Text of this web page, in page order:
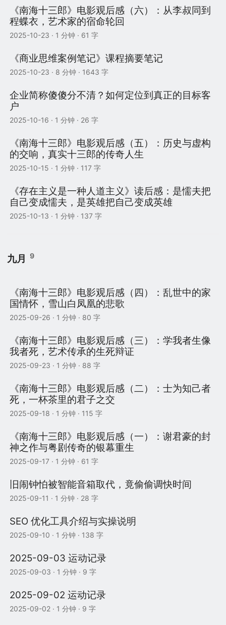
《南海十三郎》电影观后感（六）：从李叔同到
程蝶衣，艺术家的宿命轮回
2025-10-23 · 1 分钟 · 61 字
《商业思维案例笔记》课程摘要笔记
2025-10-23 · 8 分钟 · 1643 字
企业简称傻傻分不清？如何定位到真正的目标客
户
2025-10-16 · 1 分钟 · 26 字
《南海十三郎》电影观后感（五）：历史与虚构
的交响，真实十三郎的传奇人生
2025-10-15 · 1 分钟 · 117 字
《存在主义是一种人道主义》读后感：是懦夫把
自己变成懦夫，是英雄把自己变成英雄
2025-10-13 · 1 分钟 · 137 字
九月 9
《南海十三郎》电影观后感（四）：乱世中的家
国情怀，雪山白凤凰的悲歌
2025-09-26 · 1 分钟 · 80 字
《南海十三郎》电影观后感（三）：学我者生像
我者死，艺术传承的生死辩证
2025-09-23 · 1 分钟 · 88 字
《南海十三郎》电影观后感（二）：士为知己者
死，一杯茶里的君子之交
2025-09-18 · 1 分钟 · 115 字
《南海十三郎》电影观后感（一）：谢君豪的封
神之作与粤剧传奇的银幕重生
2025-09-17 · 1 分钟 · 61 字
旧闹钟怕被智能音箱取代，竟偷偷调快时间
2025-09-11 · 1 分钟 · 28 字
SEO 优化工具介绍与实操说明
2025-09-10 · 1 分钟 · 138 字
2025-09-03 运动记录
2025-09-03 · 1 分钟 · 9 字
2025-09-02 运动记录
2025-09-02 · 1 分钟 · 9 字